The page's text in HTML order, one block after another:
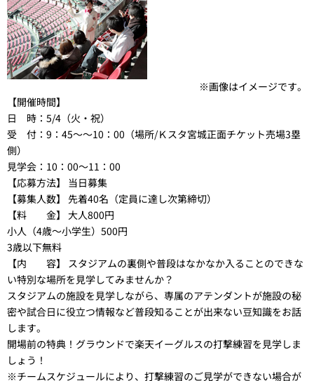
※画像はイメージです。
【開催時間】
日 時：5/4（火・祝）
受 付：9：45～～10：00（場所/Ｋスタ宮城正面チケット売場3塁
側）
見学会：10：00～11：00
【応募方法】
当日募集
【募集人数】 先着40名（定員に達し次第締切）
【料 金】
大人800円
小人（4歳～小学生）500円
3歳以下無料
【内 容】
スタジアムの裏側や普段はなかなか入ることのできな
い特別な場所を見学してみませんか？
スタジアムの施設を見学しながら、専属のアテンダントが施設の秘
密や試合日に役立つ情報など普段知ることが出来ない豆知識をお話
します。
開場前の特典！グラウンドで楽天イーグルスの打撃練習を見学しま
しょう！
※チームスケジュールにより、打撃練習のご見学ができない場合が